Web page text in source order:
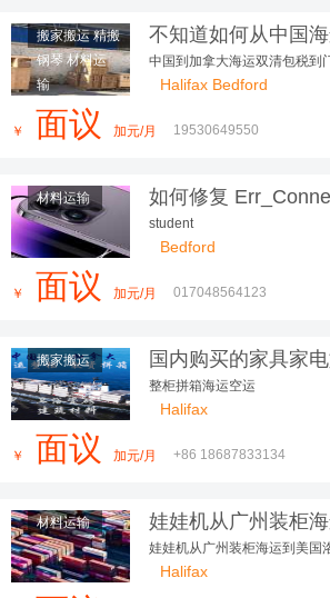
搬家搬运 精搬
钢琴 材料运
输
不知道如何从中国
朋友们看过来
中国到加拿大海运双清包税到
Halifax Bedford
￥ 面议 加元/月 19530649550
材料运输
如何修复
错误：完整指南
student
Bedford
￥ 面议 加元/月 017048564123
搬家搬运
国内购买的家具家
大，还不过来了解一
整柜拼箱海运空运
Halifax
￥ 面议 加元/月 +86 18687833134
材料运输
娃娃机从广州装柜
矶，双清包税到门
娃娃机从广州装柜海运到美国
Halifax